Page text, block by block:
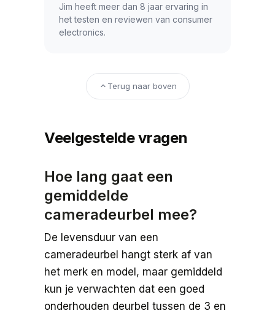
Jim heeft meer dan 8 jaar ervaring in
het testen en reviewen van consumer
electronics.
Terug naar boven
Veelgestelde vragen
Hoe lang gaat een
gemiddelde
cameradeurbel mee?
De levensduur van een
cameradeurbel hangt sterk af van
het merk en model, maar gemiddeld
kun je verwachten dat een goed
onderhouden deurbel tussen de 3 en